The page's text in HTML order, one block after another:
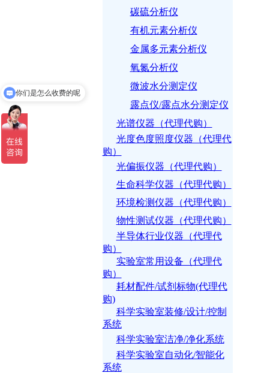
碳硫分析仪
有机元素分析仪
金属多元素分析仪
氧氮分析仪
微波水分测定仪
露点仪/露点水分测定仪
光谱仪器（代理代购）
光度色度照度仪器（代理代
购）
光偏振仪器（代理代购）
生命科学仪器（代理代购）
环境检测仪器（代理代购）
物性测试仪器（代理代购）
半导体行业仪器（代理代
购）
实验室常用设备（代理代
购）
耗材配件/试剂标物(代理代
购)
科学实验室装修/设计/控制
系统
科学实验室洁净/净化系统
科学实验室自动化/智能化
系统
你们是怎么收费的呢